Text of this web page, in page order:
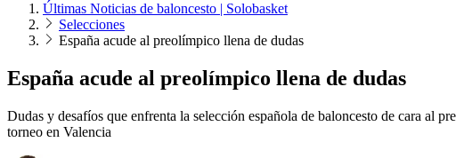
Últimas Noticias de baloncesto | Solobasket
Selecciones
España acude al preolímpico llena de dudas
España acude al preolímpico llena de dudas
Dudas y desafíos que enfrenta la selección española de baloncesto de cara al
torneo en Valencia